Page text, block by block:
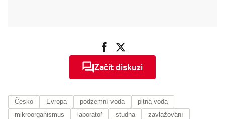
Začít diskuzi
Česko Evropa podzemní voda
pitná voda
mikroorganismus
laboratoř studna
zavlažování